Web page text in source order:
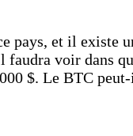
pays, et il existe
voir dans
$. Le BTC